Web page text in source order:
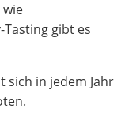
gibt es
sich in jedem Jahr